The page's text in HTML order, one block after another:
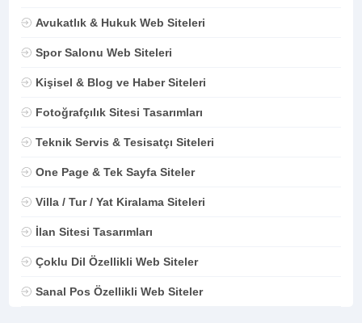
Avukatlık & Hukuk Web Siteleri
Spor Salonu Web Siteleri
Kişisel & Blog ve Haber Siteleri
Fotoğrafçılık Sitesi Tasarımları
Teknik Servis & Tesisatçı Siteleri
One Page & Tek Sayfa Siteler
Villa / Tur / Yat Kiralama Siteleri
İlan Sitesi Tasarımları
Çoklu Dil Özellikli Web Siteler
Sanal Pos Özellikli Web Siteler